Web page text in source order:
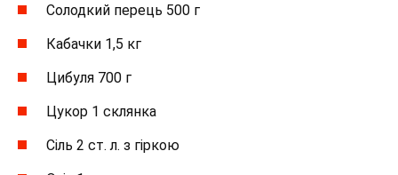
Солодкий перець 500 г
Кабачки 1,5 кг
Цибуля 700 г
Цукор 1 склянка
Сіль 2 ст. л. з гіркою